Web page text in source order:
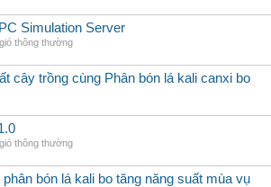
Simulation Server
thông thường
cây trồng cùng Phân bón lá kali canxi bo
thông thường
phân bón lá kali bo tăng năng suất mùa vụ